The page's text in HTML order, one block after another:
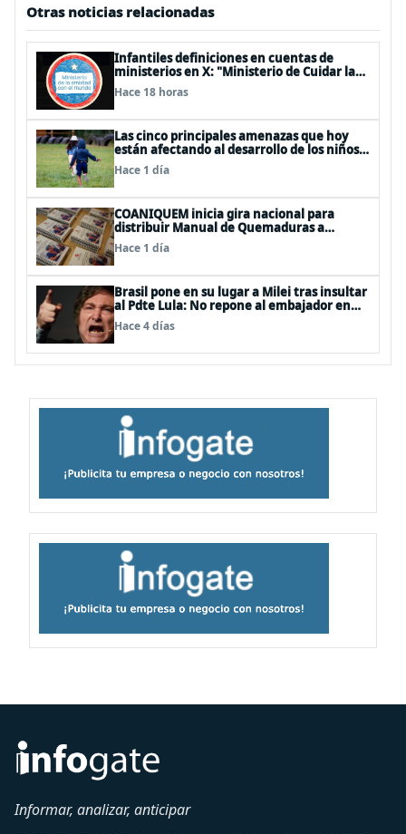
Otras noticias relacionadas
Infantiles definiciones en cuentas de
ministerios en X: "Ministerio de Cuidar la
Plata", "Ministerio de la amistad..."
Hace 18 horas
Las cinco principales amenazas que hoy
están afectando al desarrollo de los niños
en Chile
Hace 1 día
COANIQUEM inicia gira nacional para
distribuir Manual de Quemaduras a
profesionales de la salud
Hace 1 día
Brasil pone en su lugar a Milei tras insultar
al Pdte Lula: No repone al embajador en
BBSS y rebaja la relación bilateral
Hace 4 días
Informar, analizar, anticipar